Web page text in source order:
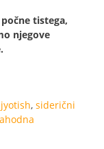
tistega,
njegove
jyotish, siderični